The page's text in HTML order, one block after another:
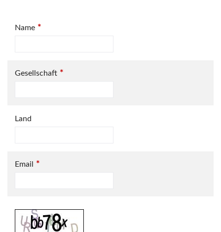
Name *
Gesellschaft *
Land
Email *